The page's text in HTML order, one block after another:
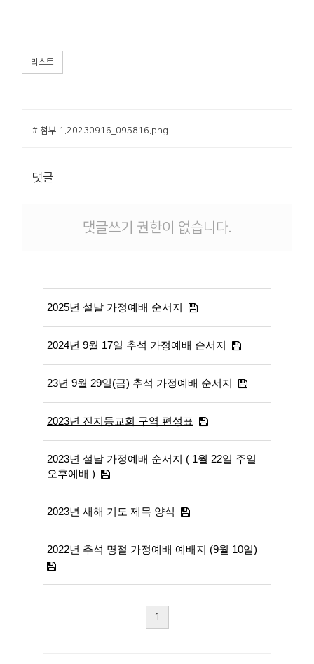
리스트
# 첨부 1.20230916_095816.png
댓글
댓글쓰기 권한이 없습니다.
2025년 설날 가정예배 순서지
2024년 9월 17일 추석 가정예배 순서지
23년 9월 29일(금) 추석 가정예배 순서지
2023년 진지동교회 구역 편성표
2023년 설날 가정예배 순서지 ( 1월 22일 주일
오후예배 )
2023년 새해 기도 제목 양식
2022년 추석 명절 가정예배 예배지 (9월 10일)
1